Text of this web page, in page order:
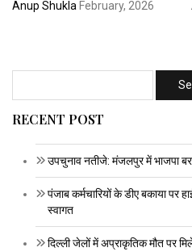
Anup Shukla February, 2026
RECENT POST
उपचुनाव नतीजे: मंजलपुर में भाजपा
पंजाब कर्मचारियों के डीए बकाया पर
स्वागत
दिल्ली जेलों में अप्राकृतिक मौत पर